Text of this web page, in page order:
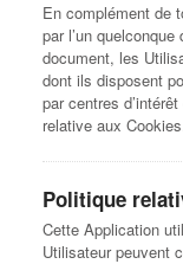
En complément de
par l’un
document, les
dont ils disposent
par centres
relative aux
Politique
Cette Application
Utilisateur peuvent